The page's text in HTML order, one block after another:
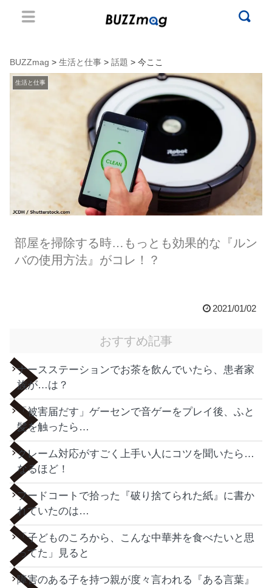
BUZZmag > 生活と仕事 > 話題 > 今ここ
生活と仕事
部屋を掃除する時…もっとも効果的な『ルン
バの使用方法』がコレ！？
2021/01/02
おすすめ記事
ナースステーションでお茶を飲んでいたら、患者家
族が…は？
「被害届だす」ゲーセンで音ゲーをプレイ後、ふと
髪を触ったら…
クレーム対応がすごく上手い人にコツを聞いたら…
なるほど！
フードコートで拾った『破り捨てられた紙』に書か
れていたのは…
「子どものころから、こんな中華丼を食べたいと思
ってた」見ると
障害のある子を持つ親が度々言われる『ある言葉』